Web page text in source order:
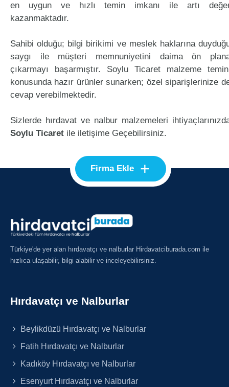
en uygun ve hızlı temin imkanı ile artı
kazanmaktadır.
Sahibi olduğu; bilgi birikimi ve meslek haklarına
saygı ile müşteri memnuniyetini daima ön
çıkarmayı başarmıştır. Soylu Ticaret malzeme
konusunda hazır ürünler sunarken; özel siparişlerinize
cevap verebilmektedir.
Sizlerde hırdavat ve nalbur malzemeleri
Soylu Ticaret ile iletişime Geçebilirsiniz.
Firma Ekle +
Türkiye'de yer alan hırdavatçı ve nalburlar Hirdavatciburada.com ile
hızlıca ulaşabilir, bilgi alabilir ve inceleyebilirsiniz.
Hırdavatçı ve Nalburlar
Beylikdüzü Hırdavatçı ve Nalburlar
Fatih Hırdavatçı ve Nalburlar
Kadıköy Hırdavatçı ve Nalburlar
Esenyurt Hırdavatçı ve Nalburlar